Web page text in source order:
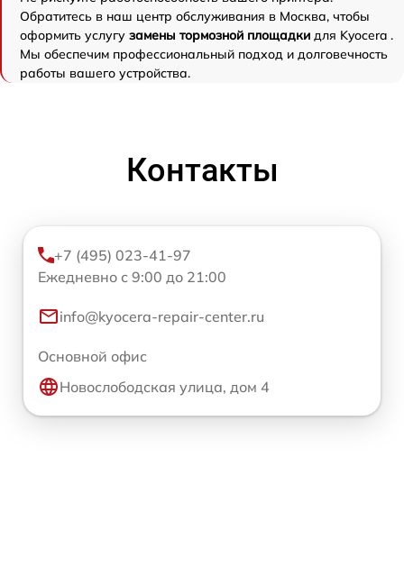
Обратитесь в наш центр обслуживания в Москва, чтобы
оформить услугу замены тормозной площадки для Kyocera .
Мы обеспечим профессиональный подход и долговечность
работы вашего устройства.
Контакты
+7 (495) 023-41-97
Ежедневно с 9:00 до 21:00
info@kyocera-repair-center.ru
Основной офис
Новослободская улица, дом 4